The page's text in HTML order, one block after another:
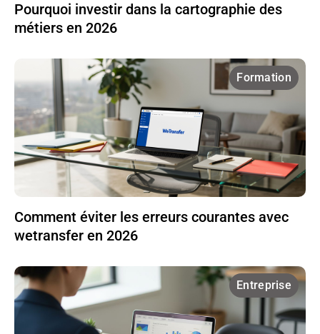
Pourquoi investir dans la cartographie des
métiers en 2026
Formation
Comment éviter les erreurs courantes avec
wetransfer en 2026
Entreprise